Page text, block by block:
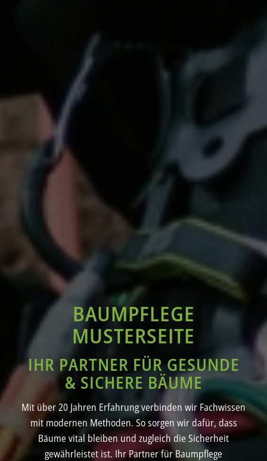
BAUMPFLEGE
MUSTERSEITE
IHR PARTNER FÜR GESUNDE
& SICHERE BÄUME
Mit über 20 Jahren Erfahrung verbinden wir Fachwissen
mit modernen Methoden. So sorgen wir dafür, dass
Bäume vital bleiben und zugleich die Sicherheit
gewährleistet ist. Ihr Partner für Baumpflege